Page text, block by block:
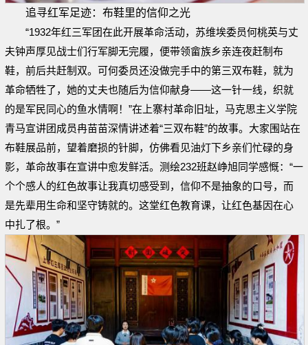
追寻红军足迹：布鞋里的信仰之光
“1932年红三军团在此开展革命活动，苏维埃委员何桃英与丈
夫钟声厚见战士们行军脚无完履，便带领畲族乡亲连夜赶制布
鞋，前后共赶制双。可何委员还没做完手中的第三双布鞋，就为
革命牺牲了，她的丈夫也随后为信仰献身——这一针一线，织就
的是军民同心的鱼水情啊！”在上寨村革命旧址，马克思主义学院
青马宣讲团成员冉苗苗深情讲述着“三双布鞋”的故事。大家围站在
布鞋展品前，望着磨损的针脚，仿佛看见油灯下乡亲们忙碌的身
影，革命故事在宣讲中愈发鲜活。测绘232班赵峥旭同学感慨：“一
个个感人的红色故事让我真切感受到，信仰不是抽象的口号，而
是先辈用生命和坚守铸就的。这堂红色教育课，让红色基因在心
中扎了根。”